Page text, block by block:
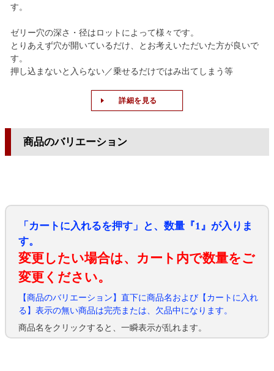
す。
ゼリー穴の深さ・径はロットによって様々です。
とりあえず穴が開いているだけ、とお考えいただいた方が良いで
す。
押し込まないと入らない／乗せるだけではみ出てしまう等
詳細を見る
商品のバリエーション
「カートに入れるを押す」と、数量『1』が入りま
す。
変更したい場合は、カート内で数量をご
変更ください。
【商品のバリエーション】直下に商品名および【カートに入れ
る】表示の無い商品は完売または、欠品中になります。
商品名をクリックすると、一瞬表示が乱れます。